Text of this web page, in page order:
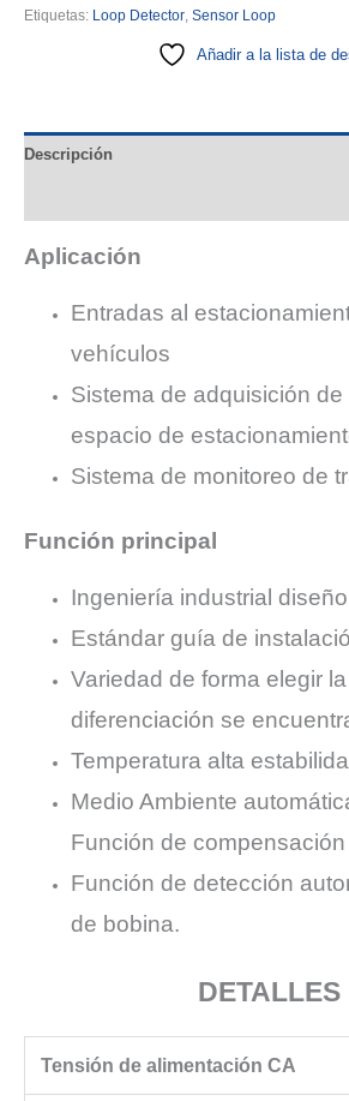
Detector
de
Etiquetas:
Loop Detector Sensor Loop
Añadir a la lista de
Descripción
Aplicación
Entradas al
vehículos
Sistema de adquisición
espacio de
Sistema de monitoreo de
Función principal
Ingeniería industrial
Estándar guía de
Variedad de forma elegir
diferenciación se
Temperatura alta
Medio Ambiente
Función de compensación
Función de detección
de bobina.
DETALLES
Tensión de alimentación CA